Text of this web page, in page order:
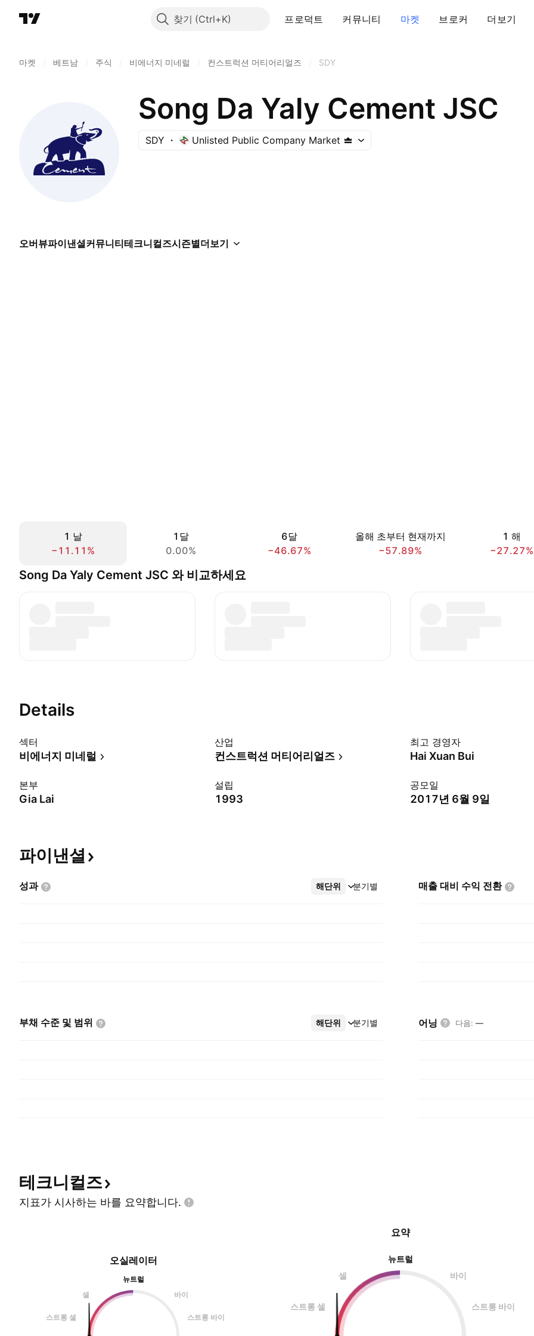
찾기 프로덕트 커뮤니티 마켓 브로커 더보기
마켓 베트남 주식 비에너지 미네럴 컨스트럭션 머티어리얼즈 SDY
Song Da Yaly Cement JSC
SDY Unlisted Public Company Market
오버뷰파이낸셜커뮤니티테크니컬즈시즌별더보기
1 날
−11.11%
1달
0.00%
6달
−46.67%
올해 초부터 현재까지
−57.89%
1 해
−27.27%
Song Da Yaly Cement JSC 와 비교하세요
Details
섹터
비에너지 미네럴
산업
컨스트럭션 머티어리얼즈
최고 경영자
Hai Xuan Bui
본부
Gia Lai
설립
1993
공모일
2017년 6월 9일
파이낸셜
성과 해단위 분기별
더보기 매출 대비 수익 전환
부채 수준 및 범위 해단위 분기별
더보기 어닝 다음: —
테크니컬즈
지표가 시사하는 바를 요약합니다.
오실레이터
뉴트럴
셀
바이
스트롱 셀 스트롱 바이
요약
뉴트럴
셀
바이
스트롱 셀 스트롱 바이